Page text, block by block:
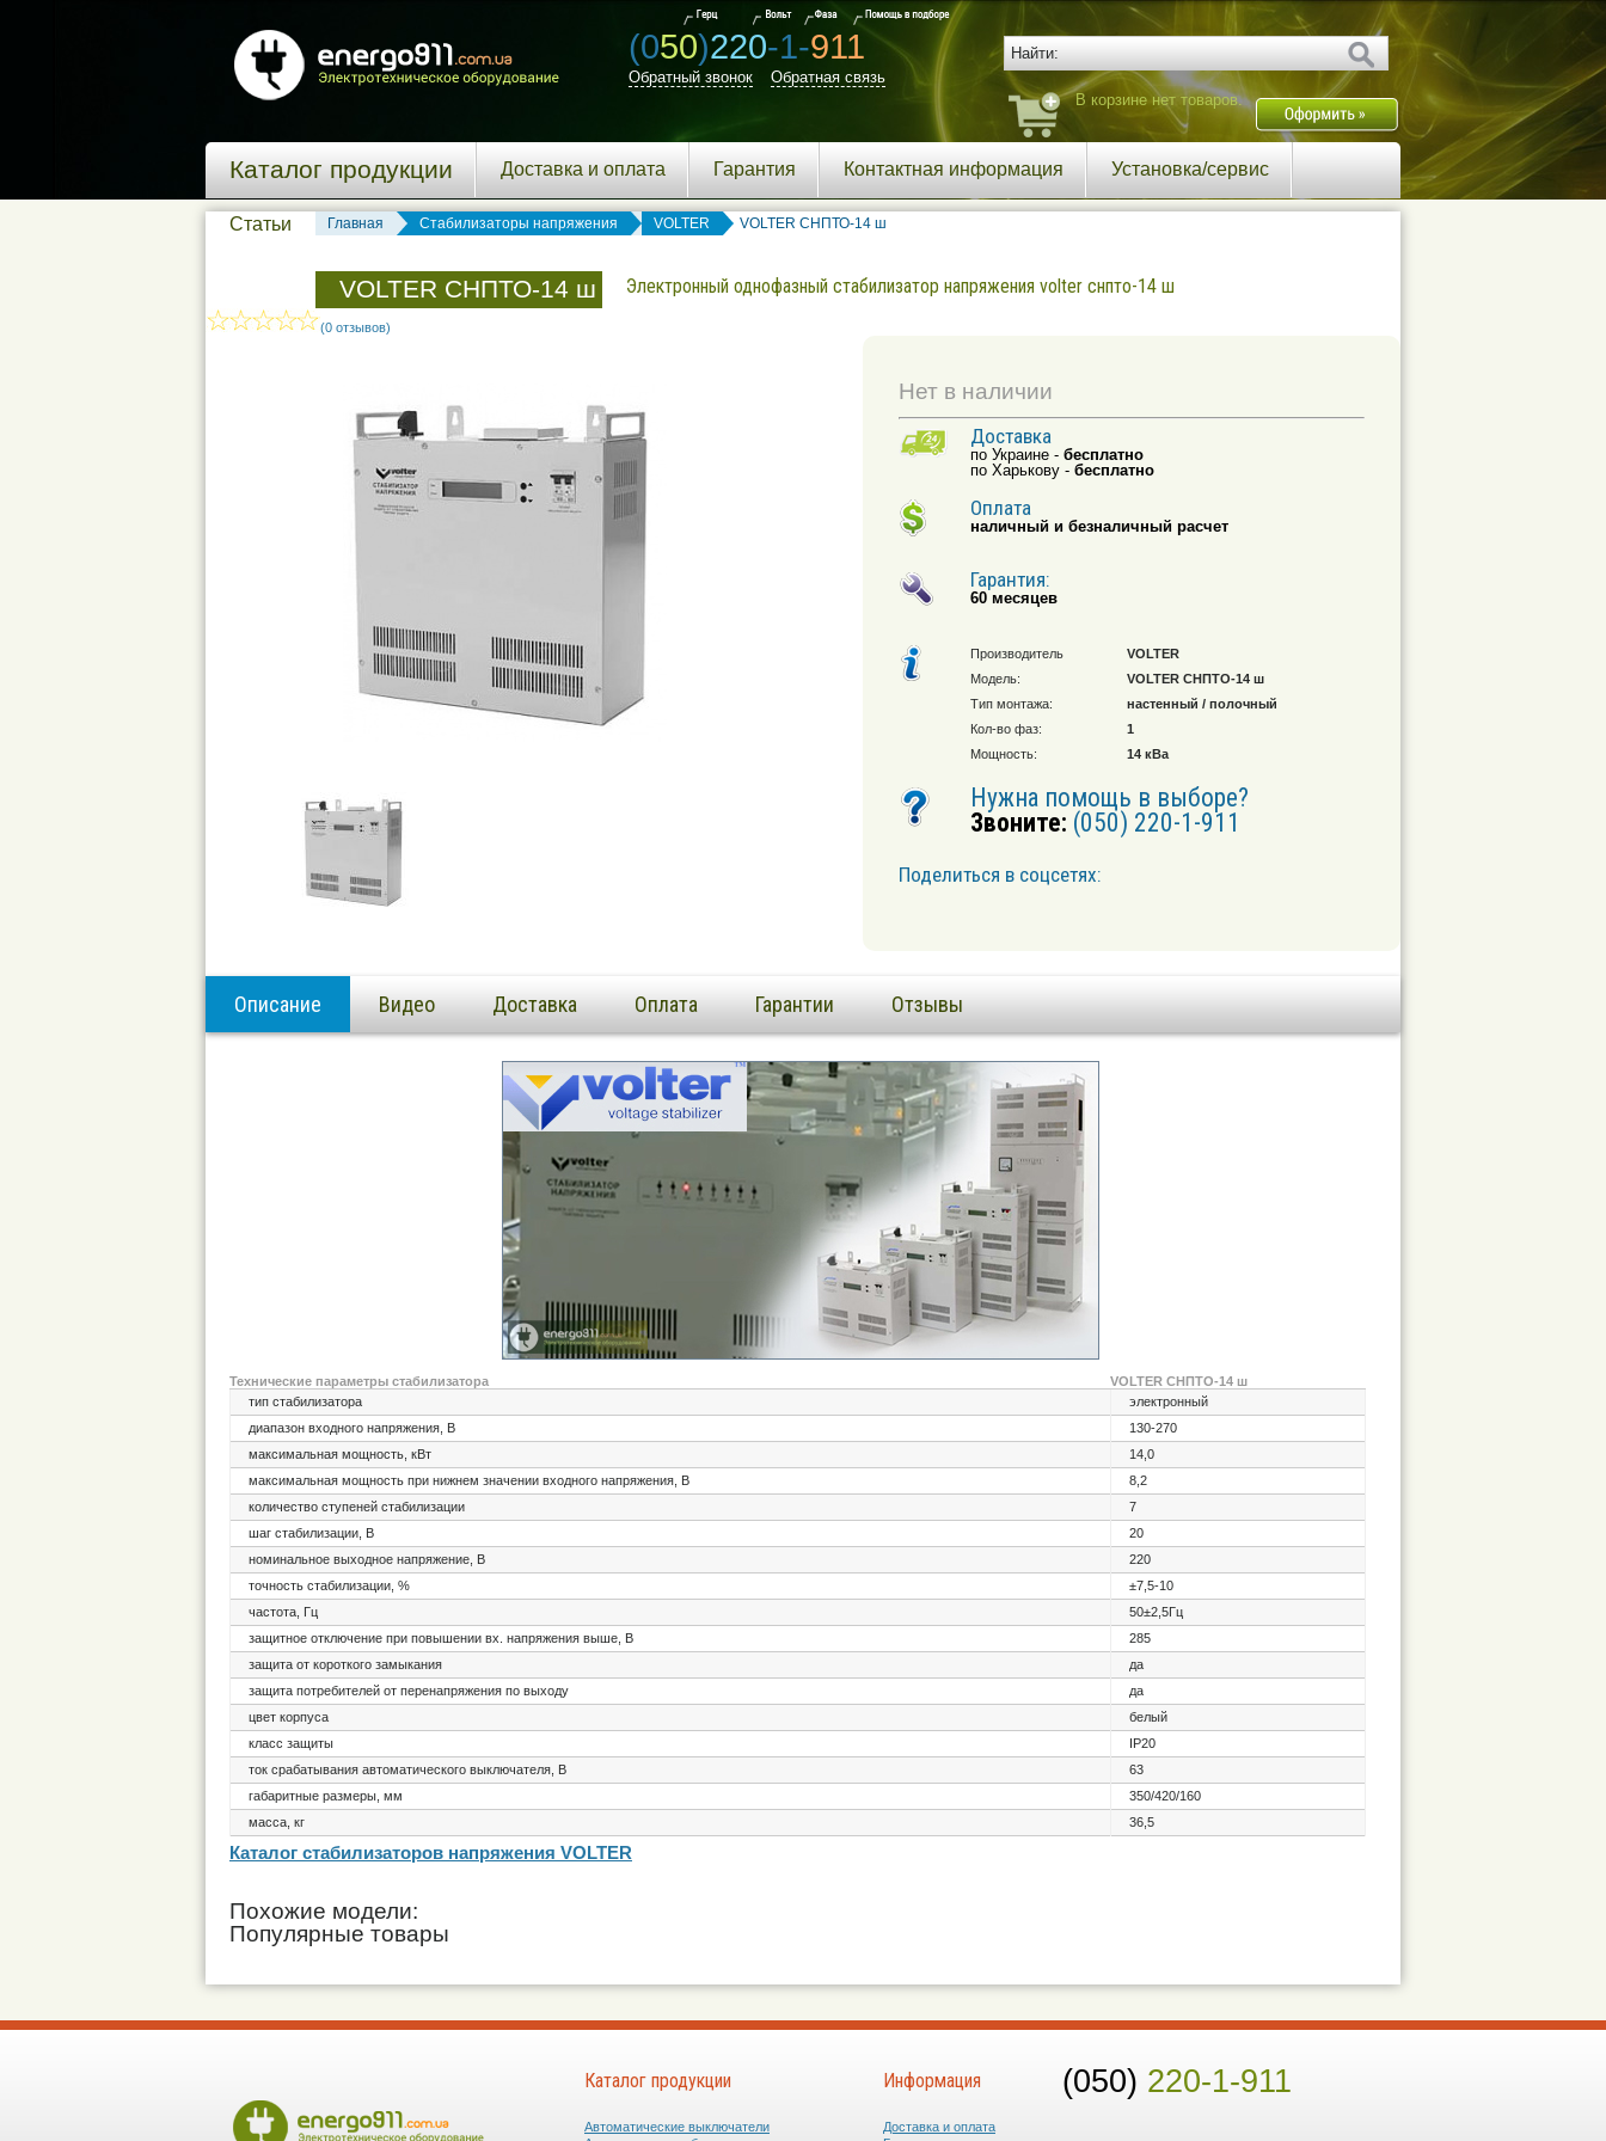
(050)220-1-911
Обратный звонок
Обратная связь
В корзине нет товаров.
Каталог продукции Доставка и оплата Гарантия Контактная информация Установка/сервис
Статьи Главная Стабилизаторы напряжения VOLTER VOLTER СНПТО-14 ш
VOLTER СНПТО-14 ш Электронный однофазный стабилизатор напряжения volter снпто-14 ш
(0 отзывов)
Нет в наличии
Доставка
по Украине - бесплатно
по Харькову - бесплатно
Оплата
наличный и безналичный расчет
Гарантия:
60 месяцев
Производитель
VOLTER
Модель:
VOLTER СНПТО-14 ш
Тип монтажа:
настенный / полочный
Кол-во фаз:
1
Мощность:
14 кВа
Нужна помощь в выборе?
Звоните: (050) 220-1-911
Поделиться в соцсетях:
Описание Видео Доставка Оплата Гарантии Отзывы
Технические параметры стабилизатора
VOLTER СНПТО-14 ш
тип стабилизатора
электронный
диапазон входного напряжения, В
130-270
максимальная мощность, кВт
14,0
максимальная мощность при нижнем значении входного напряжения, В
8,2
количество ступеней стабилизации
7
шаг стабилизации, В
20
номинальное выходное напряжение, В
220
точность стабилизации, %
±7,5-10
частота, Гц
50±2,5Гц
защитное отключение при повышении вх. напряжения выше, В
285
защита от короткого замыкания
да
защита потребителей от перенапряжения по выходу
да
цвет корпуса
белый
класс защиты
IP20
ток срабатывания автоматического выключателя, В
63
габаритные размеры, мм
350/420/160
масса, кг
36,5
Каталог стабилизаторов напряжения VOLTER
Похожие модели:
Популярные товары
Каталог продукции
Автоматические выключатели
Информация
Доставка и оплата
(050) 220-1-911